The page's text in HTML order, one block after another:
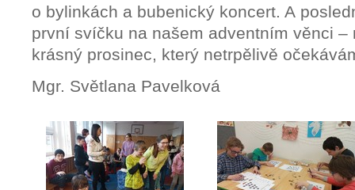
o bylinkách a bubenický koncert. A
první svíčku na našem adventním věnci
krásný prosinec, který netrpělivě
Mgr. Světlana Pavelková